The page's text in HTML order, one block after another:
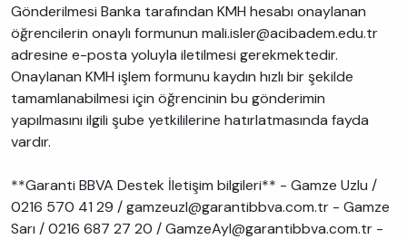
Gönderilmesi Banka tarafından KMH hesabı onaylanan
öğrencilerin onaylı formunun mali.isler@acibadem.edu.tr
adresine e-posta yoluyla iletilmesi gerekmektedir.
Onaylanan KMH işlem formunu kaydın hızlı bir şekilde
tamamlanabilmesi için öğrencinin bu gönderimin
yapılmasını ilgili şube yetkililerine hatırlatmasında fayda
vardır.
**Garanti BBVA Destek İletişim bilgileri** - Gamze Uzlu /
0216 570 41 29 / gamzeuzl@garantibbva.com.tr - Gamze
Sarı / 0216 687 27 20 / GamzeAyl@garantibbva.com.tr -